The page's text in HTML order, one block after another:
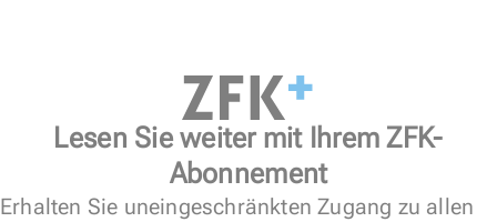
Lesen Sie weiter mit Ihrem ZFK-
Abonnement
Erhalten Sie uneingeschränkten Zugang zu allen